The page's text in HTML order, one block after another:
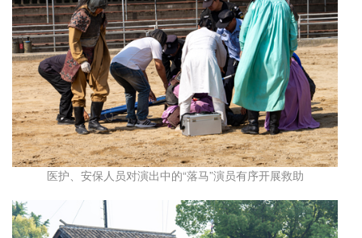
医护、安保人员对演出中的“落马”演员有序开展救助